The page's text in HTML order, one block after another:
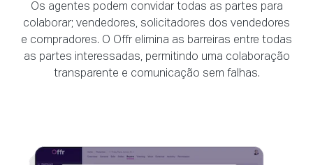
Os agentes podem convidar todas as partes para
colaborar; vendedores, solicitadores dos vendedores
e compradores. O Offr elimina as barreiras entre todas
as partes interessadas, permitindo uma colaboração
transparente e comunicação sem falhas.